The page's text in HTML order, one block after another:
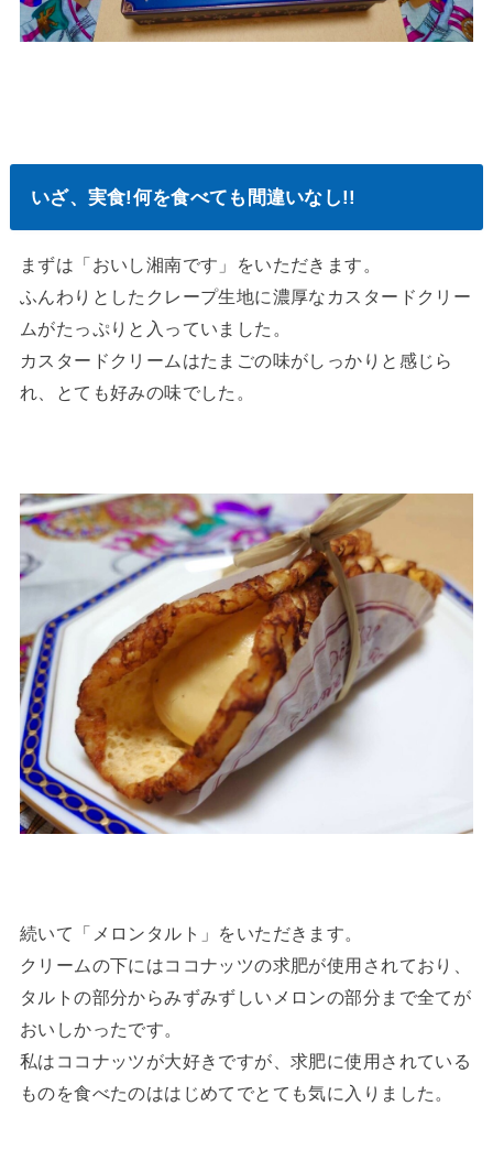
いざ、実食!何を食べても間違いなし!!
まずは「おいし湘南です」をいただきます。
ふんわりとしたクレープ生地に濃厚なカスタードクリー
ムがたっぷりと入っていました。
カスタードクリームはたまごの味がしっかりと感じら
れ、とても好みの味でした。
続いて「メロンタルト」をいただきます。
クリームの下にはココナッツの求肥が使用されており、
タルトの部分からみずみずしいメロンの部分まで全てが
おいしかったです。
私はココナッツが大好きですが、求肥に使用されている
ものを食べたのははじめてでとても気に入りました。